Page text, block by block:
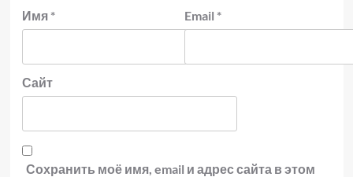
Имя * Email *
Сайт
Сохранить моё имя, email и адрес сайта в этом